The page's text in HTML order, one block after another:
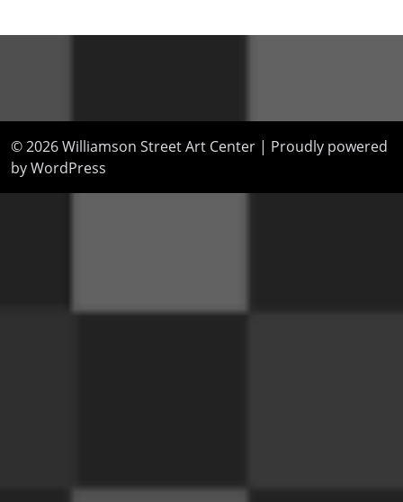
© 2026Williamson Street Art Center | Proudly powered
by WordPress